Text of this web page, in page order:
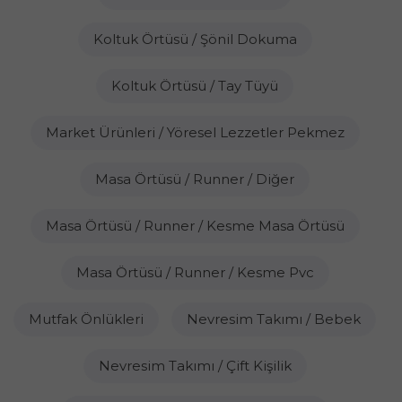
Koltuk Örtüsü / Şönil Dokuma
Koltuk Örtüsü / Tay Tüyü
Market Ürünleri / Yöresel Lezzetler Pekmez
Masa Örtüsü / Runner / Diğer
Masa Örtüsü / Runner / Kesme Masa Örtüsü
Masa Örtüsü / Runner / Kesme Pvc
Mutfak Önlükleri Nevresim Takımı / Bebek
Nevresim Takımı / Çift Kişilik